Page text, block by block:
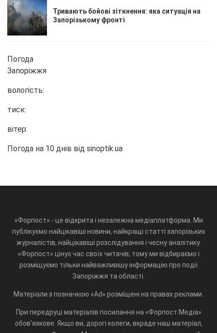
Тривають бойові зіткнення: яка ситуація на
Запорізькому фронті
Погода
Запоріжжя
вологість:
тиск:
вітер:
Погода на 10 днів від sinoptik.ua
«Форпост» - це відкрита і незалежна медіаплатформа. Ми
публікуємо найцікавіші новини, найкращі статті запорізьких
журналістів, найцікавіші розслідування і чесну аналітику.
«Форпост» цінує час своїх читачів, тому ми відбираємо і
розміщуємо тільки найважливішу інформацію про події
Запоріжжя та області.
Матеріали з позначкою «Ad» розміщені на правах реклами.
При передруці матеріалів посилання на «Форпост.Медіа»
обов'язкове. Якщо ви, дорогі колеги, вкраде наш матеріал,